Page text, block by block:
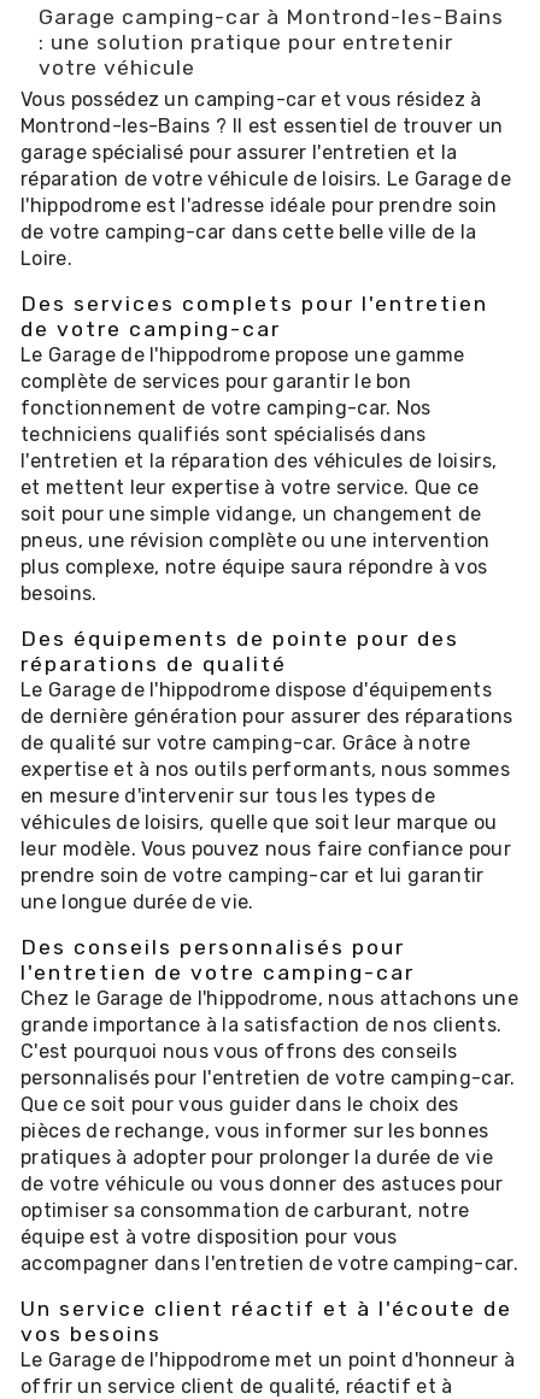
Garage camping-car à Montrond-les-Bains
: une solution pratique pour entretenir
votre véhicule
Vous possédez un camping-car et vous résidez à
Montrond-les-Bains ? Il est essentiel de trouver un
garage spécialisé pour assurer l'entretien et la
réparation de votre véhicule de loisirs. Le Garage de
l'hippodrome est l'adresse idéale pour prendre soin
de votre camping-car dans cette belle ville de la
Loire.
Des services complets pour l'entretien
de votre camping-car
Le Garage de l'hippodrome propose une gamme
complète de services pour garantir le bon
fonctionnement de votre camping-car. Nos
techniciens qualifiés sont spécialisés dans
l'entretien et la réparation des véhicules de loisirs,
et mettent leur expertise à votre service. Que ce
soit pour une simple vidange, un changement de
pneus, une révision complète ou une intervention
plus complexe, notre équipe saura répondre à vos
besoins.
Des équipements de pointe pour des
réparations de qualité
Le Garage de l'hippodrome dispose d'équipements
de dernière génération pour assurer des réparations
de qualité sur votre camping-car. Grâce à notre
expertise et à nos outils performants, nous sommes
en mesure d'intervenir sur tous les types de
véhicules de loisirs, quelle que soit leur marque ou
leur modèle. Vous pouvez nous faire confiance pour
prendre soin de votre camping-car et lui garantir
une longue durée de vie.
Des conseils personnalisés pour
l'entretien de votre camping-car
Chez le Garage de l'hippodrome, nous attachons une
grande importance à la satisfaction de nos clients.
C'est pourquoi nous vous offrons des conseils
personnalisés pour l'entretien de votre camping-car.
Que ce soit pour vous guider dans le choix des
pièces de rechange, vous informer sur les bonnes
pratiques à adopter pour prolonger la durée de vie
de votre véhicule ou vous donner des astuces pour
optimiser sa consommation de carburant, notre
équipe est à votre disposition pour vous
accompagner dans l'entretien de votre camping-car.
Un service client réactif et à l'écoute de
vos besoins
Le Garage de l'hippodrome met un point d'honneur à
offrir un service client de qualité, réactif et à